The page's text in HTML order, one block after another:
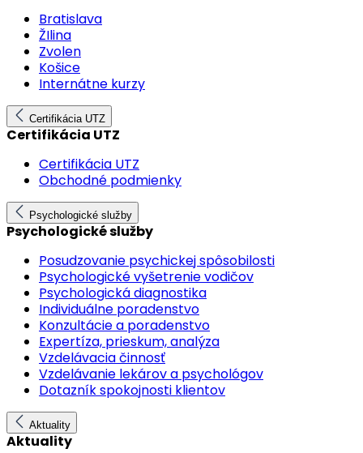
Bratislava
ŽIlina
Zvolen
Košice
Internátne kurzy
Certifikácia UTZ
Certifikácia UTZ
Certifikácia UTZ
Obchodné podmienky
Psychologické služby
Psychologické služby
Posudzovanie psychickej spôsobilosti
Psychologické vyšetrenie vodičov
Psychologická diagnostika
Individuálne poradenstvo
Konzultácie a poradenstvo
Expertíza, prieskum, analýza
Vzdelávacia činnosť
Vzdelávanie lekárov a psychológov
Dotazník spokojnosti klientov
Aktuality
Aktuality